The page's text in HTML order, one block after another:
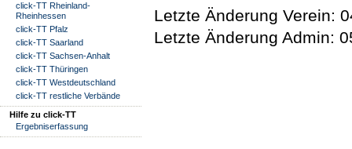
click-TT Rheinland-
Rheinhessen
click-TT Pfalz
click-TT Saarland
click-TT Sachsen-Anhalt
click-TT Thüringen
click-TT Westdeutschland
click-TT restliche Verbände
Hilfe zu click-TT
Ergebniserfassung
Letzte Änderung Verein:
Letzte Änderung Admin: